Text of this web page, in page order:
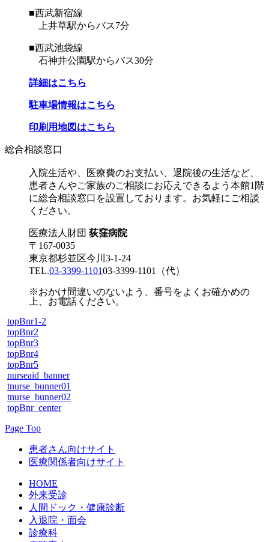
■西武新宿線
上井草駅からバス7分
■西武池袋線
石神井公園駅からバス30分
詳細はこちら
駐車場情報はこちら
印刷用地図はこちら
総合相談窓口
入院生活や、医療費のお支払い、退院後の生活など、
患者さんやご家族のご相談にお応えできるよう本館1階
に総合相談窓口を設置しております。お気軽にご相談
ください。
医療法人財団 荻窪病院
〒167-0035
東京都杉並区今川3-1-24
TEL.03-3399-110103-3399-1101 （代）
※おかけ間違いのないよう、番号をよくお確かめの
上、お電話ください。
topBnr1-2
topBnr2
topBnr3
topBnr4
topBnr5
nurseaid_banner
tnurse_bunner01
tnurse_bunner02
topBnr_center
Page Top
患者さん向けサイト
医療関係者向けサイト
HOME
外来受診
人間ドック・健康診断
入退院・面会
診療科